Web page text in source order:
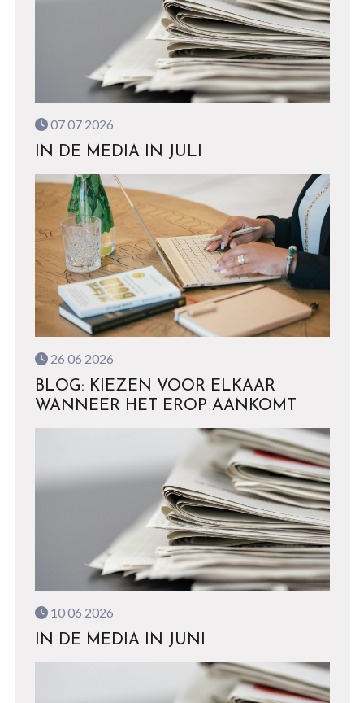
07 07 2026
IN DE MEDIA IN JULI
26 06 2026
BLOG: KIEZEN VOOR ELKAAR
WANNEER HET EROP AANKOMT
10 06 2026
IN DE MEDIA IN JUNI